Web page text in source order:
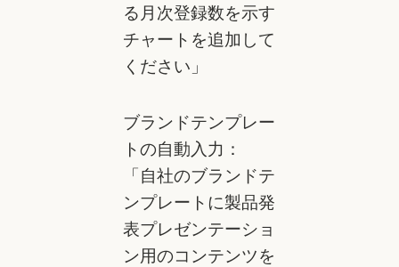
る月次登録数を示す
チャートを追加して
ください」
ブランドテンプレー
トの自動入力：
「自社のブランドテ
ンプレートに製品発
表プレゼンテーショ
ン用のコンテンツを